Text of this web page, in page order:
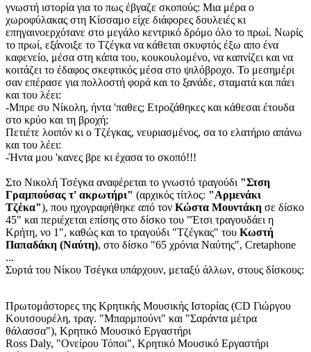
γνωστή ιστορία για το πως έβγαζε σκοπούς: Μια μέρα ο
χωροφύλακας στη Κίσσαμο είχε διάφορες δουλειές κι
επηγαινοερχότανε στο μεγάλο κεντρικό δρόμο όλο το πρωί. Νωρίς
το πρωί, εξάνοιξε το Τζέγκα να κάθεται σκυφτός έξω απο ένα
καφενείο, μέσα στη κάπα του, κουκουλομένο, να καπνίζει και να
κοιτάζει το έδαφος σκεφτικός μέσα στο ψιλόβροχο. Το μεσημέρι
σαν επέρασε για πολλοστή φορά και το ξανάδε, σταματά και πάει
και του λέει:
-Μπρε συ Νίκολη, ήντα 'παθες; Ετροζάθηκες και κάθεσαι έτουδα
στο κρύο και τη βροχή;
Πετιέτε λοιπόν κι ο Τζέγκας, νευριασμένος, σα το ελατήριο απάνω
και του λέει:
-Ήντα μου 'κανες βρε κι έχασα το σκοπό!!!
Στο Νικολή Τσέγκα αναφέρεται το γνωστό τραγούδι "Στση
Γραμπούσας τ' ακρωτήρι" (αρχικός τίτλος: "Αρμενάκι
Τζέκα"), που ηχογραφήθηκε από τον Κώστα Μουντάκη σε δίσκο
45" και περιέχεται επίσης στο δίσκο του "Έτσι τραγουδάει η
Κρήτη, νο 1", καθώς και το τραγούδι "Τζέγκας" του Κωστή
Παπαδάκη (Ναύτη), στο δίσκο "65 χρόνια Ναύτης", Cretaphone
...
Συρτά του Νίκου Τσέγκα υπάρχουν, μεταξύ άλλων, στους δίσκους:
Πρωτομάστορες της Κρητικής Μουσικής Ιστορίας (CD Γιώργου
Κουτσουρέλη, τραγ. "Μπαρμπούνι" και "Σαράντα μέτρα
θάλασσα"), Κρητικό Μουσικό Εργαστήρι
Ross Daly, "Ονείρου Τόποι", Κρητικό Μουσικό Εργαστήρι